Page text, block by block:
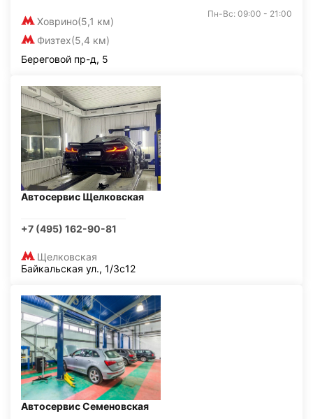
Ховрино(5,1 км)
Физтех(5,4 км)
Пн-Вс: 09:00 - 21:00
Береговой пр-д, 5
Автосервис Щелковская
+7 (495) 162-90-81
Щелковская
Байкальская ул., 1/3с12
Автосервис Семеновская